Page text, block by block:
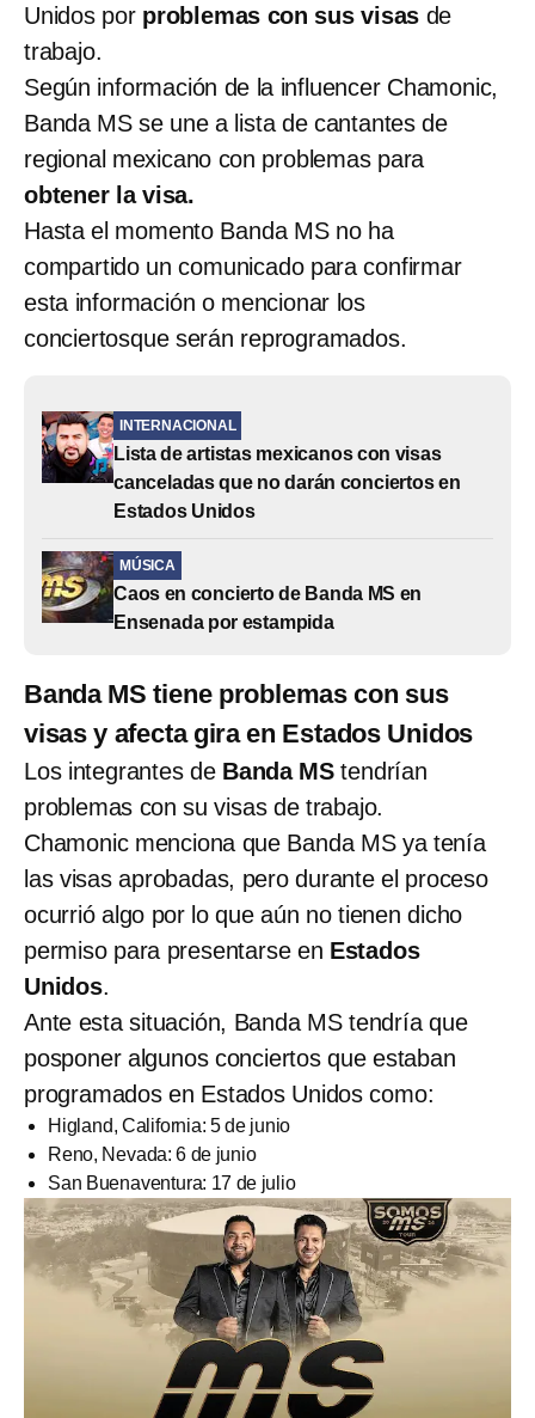
Unidos por problemas con sus visas de
trabajo.
Según información de la influencer Chamonic,
Banda MS se une a lista de cantantes de
regional mexicano con problemas para
obtener la visa.
Hasta el momento Banda MS no ha
compartido un comunicado para confirmar
esta información o mencionar los
conciertosque serán reprogramados.
INTERNACIONAL
Lista de artistas mexicanos con visas
canceladas que no darán conciertos en
Estados Unidos
MÚSICA
Caos en concierto de Banda MS en
Ensenada por estampida
Banda MS tiene problemas con sus
visas y afecta gira en Estados Unidos
Los integrantes deBanda MStendrían
problemas con su visas de trabajo.
Chamonic menciona que Banda MS ya tenía
las visas aprobadas, pero durante el proceso
ocurrió algo por lo que aún no tienen dicho
permiso para presentarse en Estados
Unidos.
Ante esta situación, Banda MS tendría que
posponer algunos conciertos que estaban
programados en Estados Unidos como:
Higland, California: 5 de junio
Reno, Nevada: 6 de junio
San Buenaventura: 17 de julio